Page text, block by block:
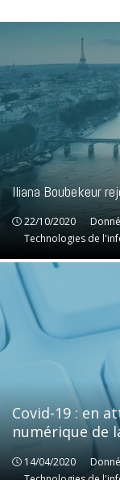
Iliana Boubekeur
22/10/2020
Technologies de
Technologies de
Covid-19 : en
numérique de
14/04/2020